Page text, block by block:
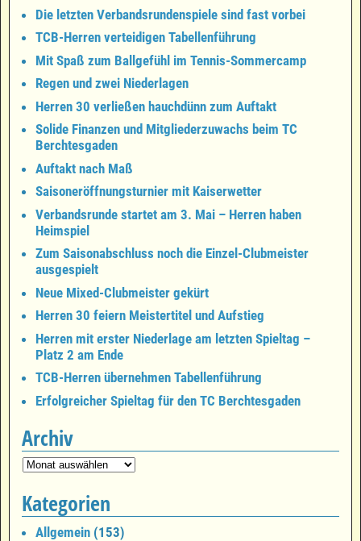
Die letzten Verbandsrundenspiele sind fast vorbei
TCB-Herren verteidigen Tabellenführung
Mit Spaß zum Ballgefühl im Tennis-Sommercamp
Regen und zwei Niederlagen
Herren 30 verließen hauchdünn zum Auftakt
Solide Finanzen und Mitgliederzuwachs beim TC
Berchtesgaden
Auftakt nach Maß
Saisoneröffnungsturnier mit Kaiserwetter
Verbandsrunde startet am 3. Mai – Herren haben
Heimspiel
Zum Saisonabschluss noch die Einzel-Clubmeister
ausgespielt
Neue Mixed-Clubmeister gekürt
Herren 30 feiern Meistertitel und Aufstieg
Herren mit erster Niederlage am letzten Spieltag –
Platz 2 am Ende
TCB-Herren übernehmen Tabellenführung
Erfolgreicher Spieltag für den TC Berchtesgaden
Archiv
Kategorien
Allgemein (153)